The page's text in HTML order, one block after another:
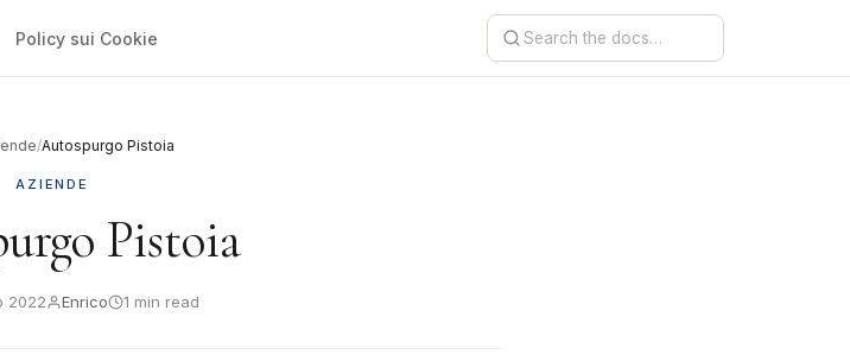
Policy sui Cookie
/Autospurgo Pistoia
AZIENDE
Pistoia
2022 Enrico 1 min read